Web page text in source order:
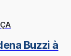
Buzzi à